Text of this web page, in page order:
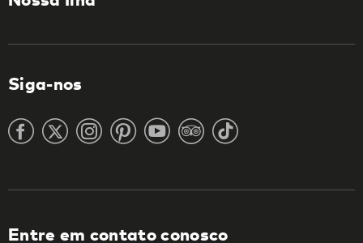
Siga-nos
Entre em contato conosco